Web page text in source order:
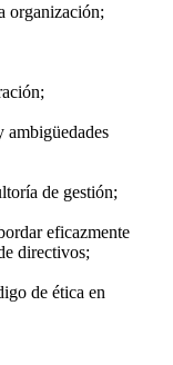
organización;
ambigüedades
de gestión;
eficazmente
directivos;
de ética en